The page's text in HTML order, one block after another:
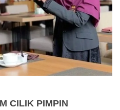
CILIK PIMPIN